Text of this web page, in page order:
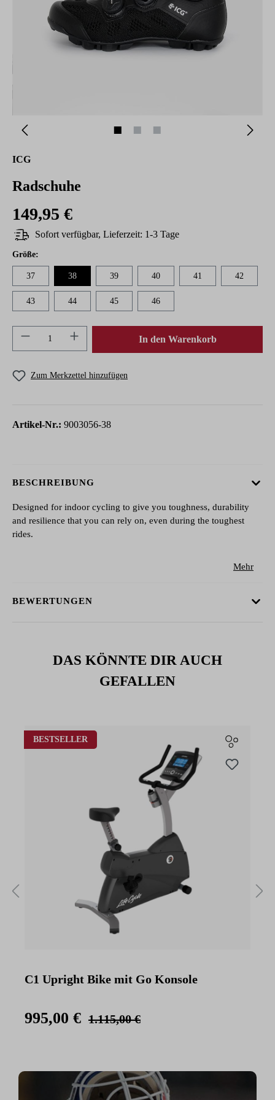
ICG
Radschuhe
149,95 €
Sofort verfügbar, Lieferzeit: 1-3 Tage
Größeauswählen
:
37 38 39 40 41 42
43 44 45 46
Produkt Anzahl: Gib den gewünschten Wert
In den Warenkorb
Zum Merkzettel hinzufügen
Artikel-Nr.: 9003056-38
BESCHREIBUNG
Designed for indoor cycling to give you toughness, durability
and resilience that you can rely on, even during the toughest
rides.
Mehr
BEWERTUNGEN
DAS KÖNNTE DIR AUCH
GEFALLEN
Produktgalerie überspringen
BESTSELLER
C1 Upright Bike mit Go Konsole
995,00 € 1.115,00 €